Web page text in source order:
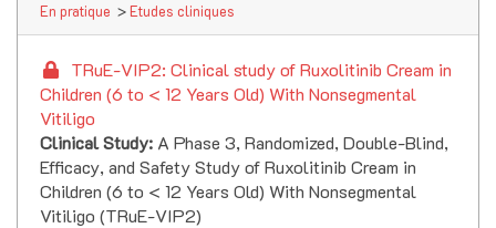
En pratique > Etudes cliniques
TRuE-VIP2: Clinical study of Ruxolitinib Cream in
Children (6 to < 12 Years Old) With Nonsegmental
Vitiligo
Clinical Study: A Phase 3, Randomized, Double-Blind,
Efficacy, and Safety Study of Ruxolitinib Cream in
Children (6 to < 12 Years Old) With Nonsegmental
Vitiligo (TRuE-VIP2)